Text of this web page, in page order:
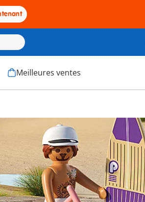
Meilleures ventes